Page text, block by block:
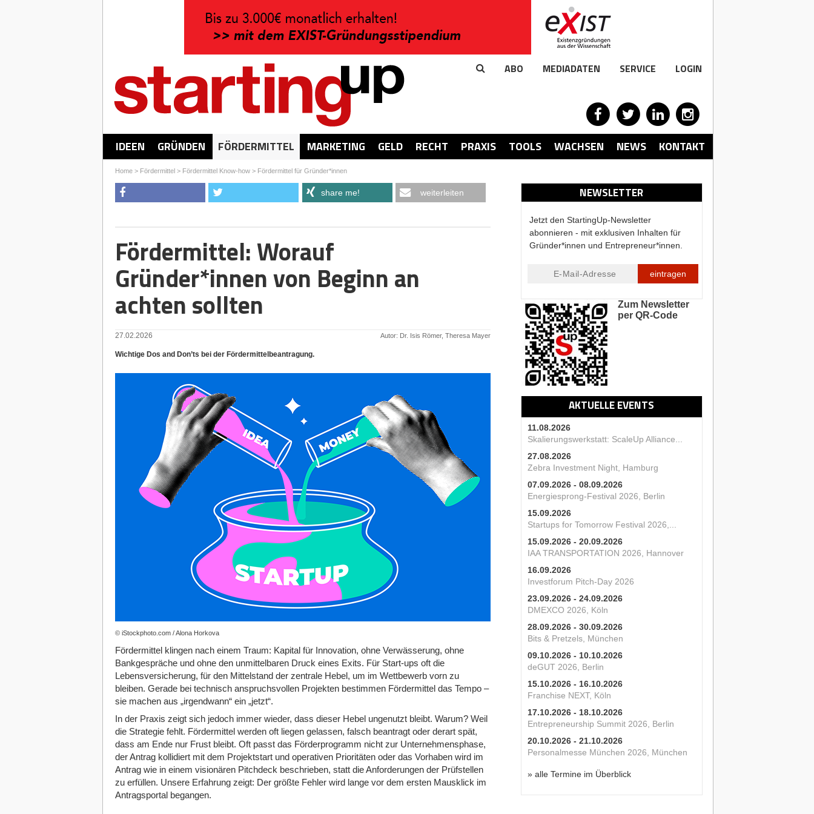
ABO MEDIADATEN SERVICE LOGIN
IDEEN GRÜNDEN FÖRDERMITTEL MARKETING GELD RECHT PRAXIS TOOLS WACHSEN NEWS KONTAKT
Home> Fördermittel> Fördermittel Know-how> Fördermittel für Gründer*innen
NEWSLETTER
Jetzt den StartingUp-Newsletter
abonnieren - mit exklusiven Inhalten für
Gründer*innen und Entrepreneur*innen.
eintragen
Zum Newsletter
per QR-Code
AKTUELLE EVENTS
11.08.2026
Skalierungswerkstatt: ScaleUp Alliance...
27.08.2026
Zebra Investment Night, Hamburg
07.09.2026 - 08.09.2026
Energiesprong-Festival 2026, Berlin
15.09.2026
Startups for Tomorrow Festival 2026,...
15.09.2026 - 20.09.2026
IAA TRANSPORTATION 2026, Hannover
16.09.2026
Investforum Pitch-Day 2026
23.09.2026 - 24.09.2026
DMEXCO 2026, Köln
28.09.2026 - 30.09.2026
Bits & Pretzels, München
09.10.2026 - 10.10.2026
deGUT 2026, Berlin
15.10.2026 - 16.10.2026
Franchise NEXT, Köln
17.10.2026 - 18.10.2026
Entrepreneurship Summit 2026, Berlin
20.10.2026 - 21.10.2026
Personalmesse München 2026, München
» alle Termine im Überblick
share me! weiterleiten
Fördermittel: Worauf
Gründer*innen von Beginn an
achten sollten
27.02.2026 Autor: Dr. Isis Römer, Theresa Mayer
Wichtige Dos and Don’ts bei der Fördermittelbeantragung.
© iStockphoto.com / Alona Horkova
Fördermittel klingen nach einem Traum: Kapital für Innovation, ohne Verwässerung, ohne
Bankgespräche und ohne den unmittelbaren Druck eines Exits. Für Start-ups oft die
Lebensversicherung, für den Mittelstand der zentrale Hebel, um im Wettbewerb vorn zu
bleiben. Gerade bei technisch anspruchsvollen Projekten bestimmen Fördermittel das Tempo –
sie machen aus „irgendwann“ ein „jetzt“.
In der Praxis zeigt sich jedoch immer wieder, dass dieser Hebel ungenutzt bleibt. Warum? Weil
die Strategie fehlt. Fördermittel werden oft liegen gelassen, falsch beantragt oder derart spät,
dass am Ende nur Frust bleibt. Oft passt das Förderprogramm nicht zur Unternehmensphase,
der Antrag kollidiert mit dem Projektstart und operativen Prioritäten oder das Vorhaben wird im
Antrag wie in einem visionären Pitchdeck beschrieben, statt die Anforderungen der Prüfstellen
zu erfüllen. Unsere Erfahrung zeigt: Der größte Fehler wird lange vor dem ersten Mausklick im
Antragsportal begangen.